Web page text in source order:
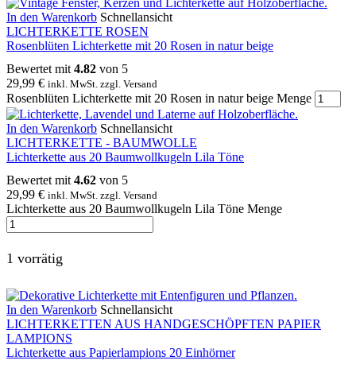
In den Warenkorb Schnellansicht
LICHTERKETTE ROSEN
Rosenblüten Lichterkette mit 20 Rosen in natur beige
Bewertet mit 4.82 von 5
29,99 € inkl. MwSt. zzgl. Versand
Rosenblüten Lichterkette mit 20 Rosen in natur beige Menge
In den Warenkorb Schnellansicht
LICHTERKETTE - BAUMWOLLE
Lichterkette aus 20 Baumwollkugeln Lila Töne
Bewertet mit 4.62 von 5
29,99 € inkl. MwSt. zzgl. Versand
Lichterkette aus 20 Baumwollkugeln Lila Töne Menge
1 vorrätig
In den Warenkorb Schnellansicht
LICHTERKETTEN AUS HANDGESCHÖPFTEN PAPIER
LAMPIONS
Lichterkette aus Papierlampions 20 Einhörner